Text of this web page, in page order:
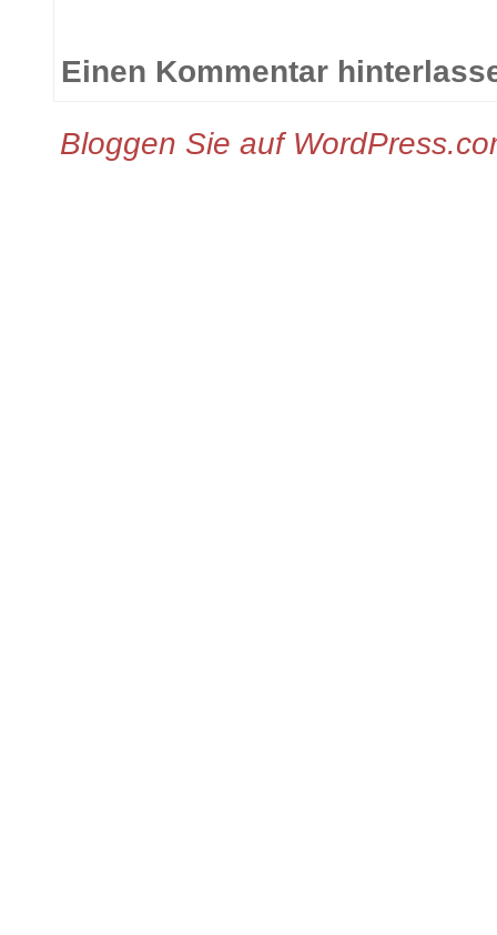
Einen Kommentar
Bloggen Sie auf